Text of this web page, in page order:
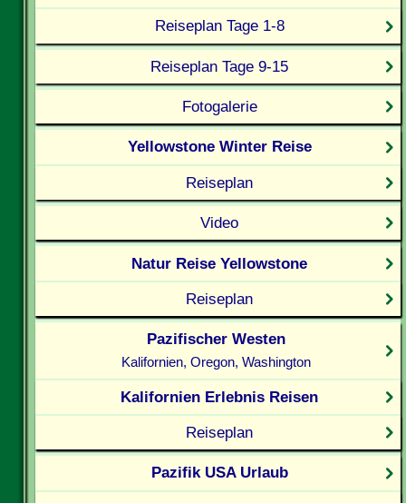
Reiseplan Tage 1-8
Reiseplan Tage 9-15
Fotogalerie
Yellowstone Winter Reise
Reiseplan
Video
Natur Reise Yellowstone
Reiseplan
Pazifischer Westen
Kalifornien, Oregon, Washington
Kalifornien Erlebnis Reisen
Reiseplan
Pazifik USA Urlaub